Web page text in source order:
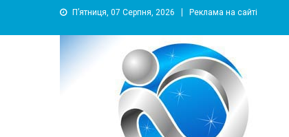
П’ятниця, 07 Серпня, 2026 Реклама на сайті
YUZHNY.INFO
информационный портал города Южный